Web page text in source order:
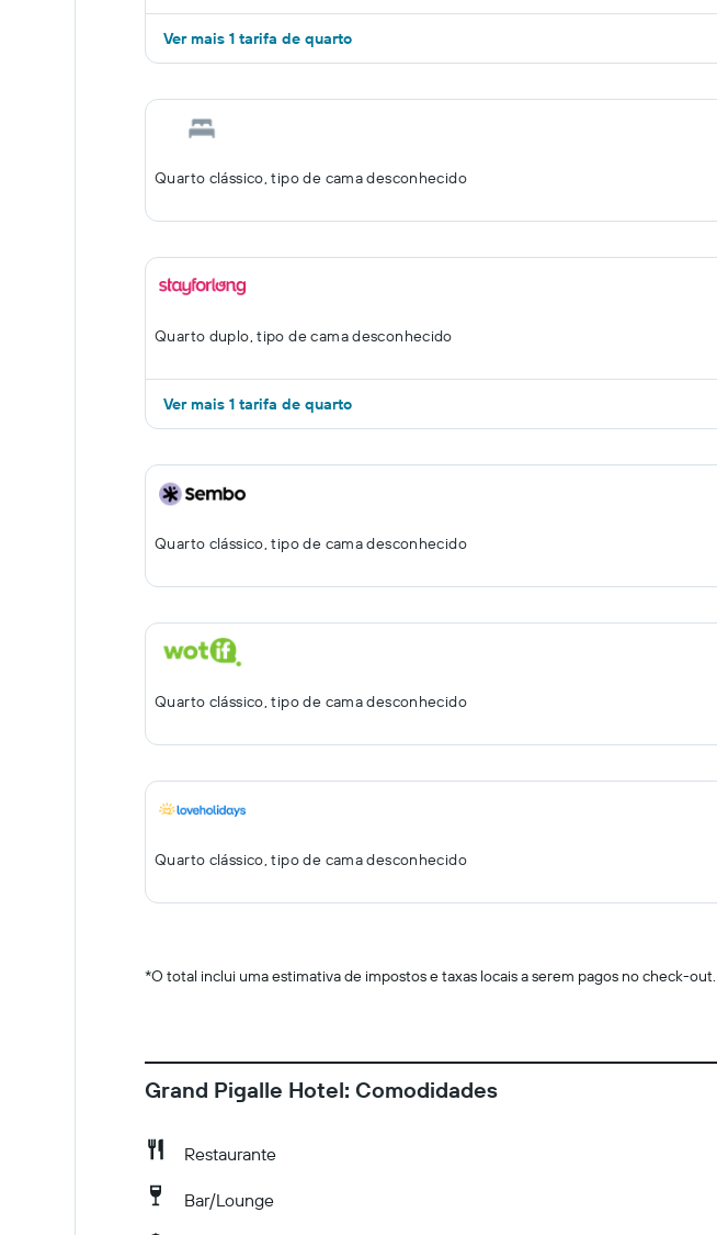
Ver mais 1 tarifa de quarto
Quarto clássico, tipo de cama desconhecido
Quarto duplo, tipo de cama desconhecido
Ver mais 1 tarifa de quarto
Quarto clássico, tipo de cama desconhecido
Quarto clássico, tipo de cama desconhecido
Quarto clássico, tipo de cama desconhecido
*O total inclui uma estimativa de impostos e taxas locais a serem pagos no check-out.
Grand Pigalle Hotel: Comodidades
Restaurante
Bar/Lounge